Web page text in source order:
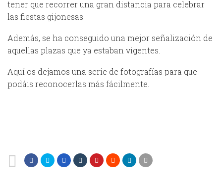
tener que recorrer una gran distancia para celebrar
las fiestas gijonesas.
Además, se ha conseguido una mejor señalización de
aquellas plazas que ya estaban vigentes.
Aquí os dejamos una serie de fotografías para que
podáis reconocerlas más fácilmente.